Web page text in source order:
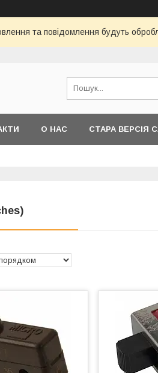
та повідомлення будуть
О НАС СТАРА ВЕРСІЯ